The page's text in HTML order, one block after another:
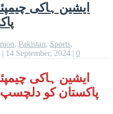
ایشین ہاکی
, Pakistan, Sports,
| 14 September, 2024 | 0
ایشین ہاکی
پاکستان کو